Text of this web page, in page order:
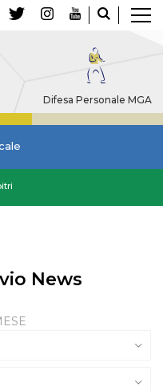
Difesa Personale MGA
News